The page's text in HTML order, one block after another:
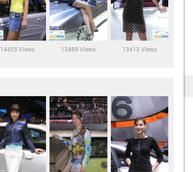
14455 Views 13489 Views 13413 Views